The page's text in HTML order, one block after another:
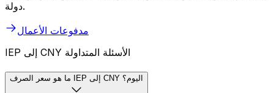
دولة.
مدفوعات الأعمال
IEP إلى CNY الأسئلة المتداولة
ما هو سعر الصرف IEP إلى CNY اليوم؟